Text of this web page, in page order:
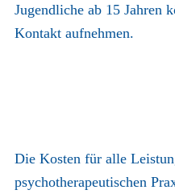
Jugendliche ab 15 Jahren
Kontakt aufnehmen.
Die Kosten für alle
psychotherapeutischen